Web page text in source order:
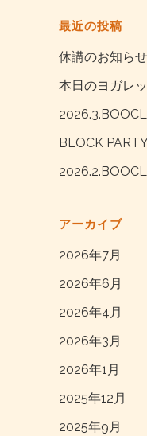
最近の投稿
休講のお知らせ
本日のヨガレ
BLOCK
アーカイブ
2026年7月
2026年6月
2026年4月
2026年3月
2026年1月
2025年12月
2025年9月